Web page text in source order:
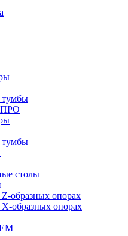
столы
образных опорах
образных опорах